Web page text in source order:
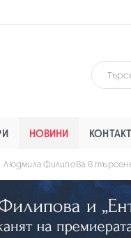
НОВИНИ
Людмила Филипова в